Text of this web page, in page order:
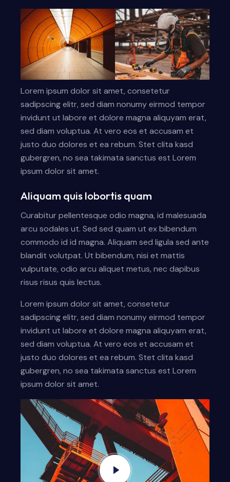
Lorem ipsum dolor sit amet, consetetur
sadipscing elitr, sed diam nonumy eirmod tempor
invidunt ut labore et dolore magna aliquyam erat,
sed diam voluptua. At vero eos et accusam et
justo duo dolores et ea rebum. Stet clita kasd
gubergren, no sea takimata sanctus est Lorem
ipsum dolor sit amet.
Aliquam quis lobortis quam
Curabitur pellentesque odio magna, id malesuada
arcu sodales ut. Sed sed quam ut ex bibendum
commodo id id magna. Aliquam sed ligula sed ante
blandit volutpat. Ut bibendum, nisi et mattis
vulputate, odio arcu aliquet metus, nec dapibus
risus risus quis lectus.
Lorem ipsum dolor sit amet, consetetur
sadipscing elitr, sed diam nonumy eirmod tempor
invidunt ut labore et dolore magna aliquyam erat,
sed diam voluptua. At vero eos et accusam et
justo duo dolores et ea rebum. Stet clita kasd
gubergren, no sea takimata sanctus est Lorem
ipsum dolor sit amet.